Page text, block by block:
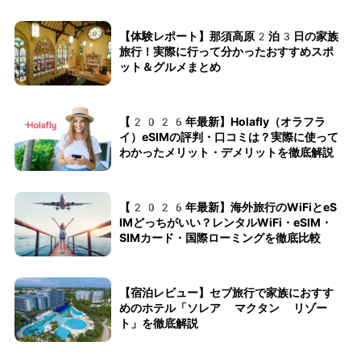
【体験レポート】那須高原2泊3日の家族
旅行！実際に行って分かったおすすめスポ
ット＆グルメまとめ
【2026年最新】Holafly（オラフラ
イ）eSIMの評判・口コミは？実際に使って
わかったメリット・デメリットを徹底解説
【2026年最新】海外旅行のWiFiとeS
IMどっちがいい？レンタルWiFi・eSIM・
SIMカード・国際ローミングを徹底比較
【宿泊レビュー】セブ旅行で家族におすす
めのホテル「ソレア マクタン リゾー
ト」を徹底解説